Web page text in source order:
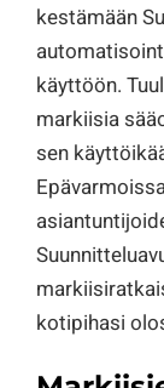
kestämään
käyttöön.
markiisia
sen
kotipihasi